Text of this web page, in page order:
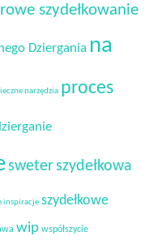
szydełkowanie
Dziergania na
narzędzia proces
sweterszydełkowa
inspiracje szydełkowe
wip współszycie